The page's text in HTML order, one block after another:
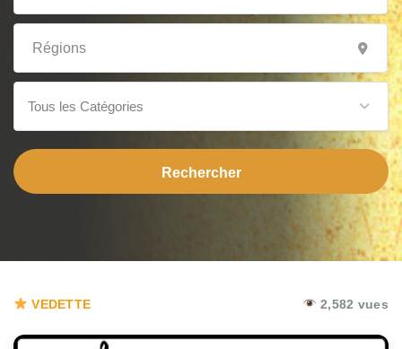
Tous les Catégories
VEDETTE 2,582 vues